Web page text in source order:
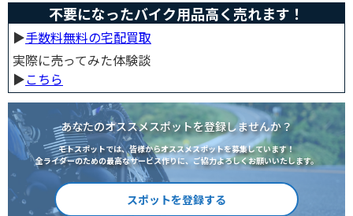
不要になったバイク用品高く売れます！
▶︎手数料無料の宅配買取
実際に売ってみた体験談
▶︎こちら
あなたのオススメスポットを登録しませんか？
モトスポットでは、皆様からオススメスポットを募集しています！
全ライダーのための最高なサービス作りに、ご協力よろしくお願いいたします。
スポットを登録する